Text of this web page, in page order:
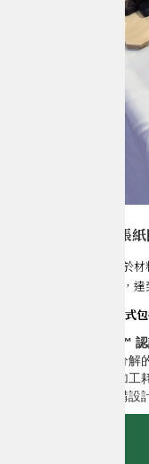
減碳設計，從一張
的核心，在於
排放，提高資源效率，達
常見的減碳設計方式包
FSC™
採用可自然分解
降低印刷與加工
使用優化結構設